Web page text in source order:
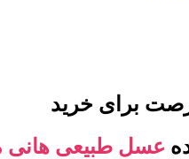
برای خرید
عسل طبیعی هانی